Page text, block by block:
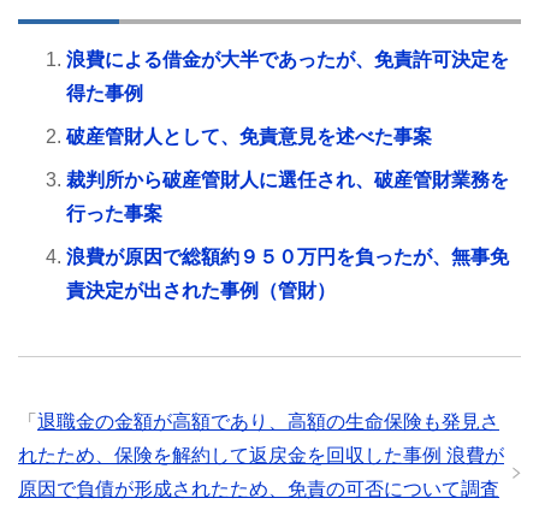
浪費による借金が大半であったが、免責許可決定を
得た事例
破産管財人として、免責意見を述べた事案
裁判所から破産管財人に選任され、破産管財業務を
行った事案
浪費が原因で総額約９５０万円を負ったが、無事免
責決定が出された事例（管財）
「 退職金の金額が高額であり、高額の生命保険も発見さ
れたため、保険を解約して返戻金を回収した事例 浪費が
原因で負債が形成されたため、免責の可否について調査